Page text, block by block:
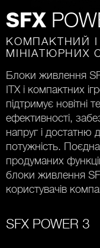
SFX
КОМПАКТНИЙ
МІНІАТЮРНИХ
Блоки живлення
ITX і компактних
підтримує новітні
ефективності,
напруг і достатню
потужність.
продуманих
блоки живлення
користувачів
SFX POWER 3